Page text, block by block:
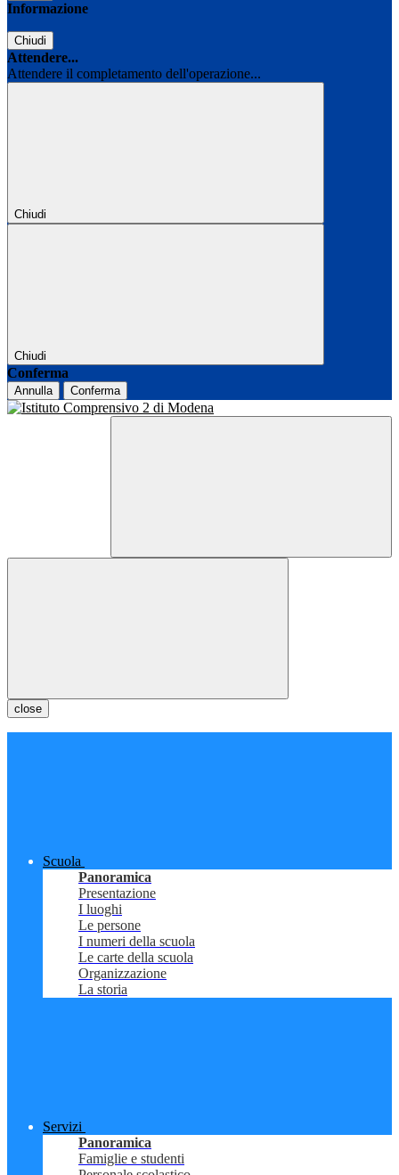
Informazione
Chiudi
Attendere...
Attendere il completamento dell'operazione...
Chiudi
Chiudi
Conferma
Annulla Conferma
close
Scuola
Panoramica
Presentazione
I luoghi
Le persone
I numeri della scuola
Le carte della scuola
Organizzazione
La storia
Servizi
Panoramica
Famiglie e studenti